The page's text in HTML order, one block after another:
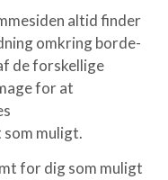
altid finder
omkring borde-
de forskellige
for at
som muligt.
for dig som muligt